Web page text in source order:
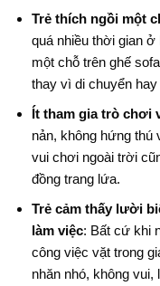
Trẻ thích ngồi một
quá nhiều thời gian
một chỗ trên ghế
thay vì di chuyển hay
Ít tham gia trò chơi
nản, không hứng thú
vui chơi ngoài trời
đồng trang lứa.
Trẻ cảm thấy lười
làm việc: Bất cứ khi
công việc vặt trong
nhăn nhó, không